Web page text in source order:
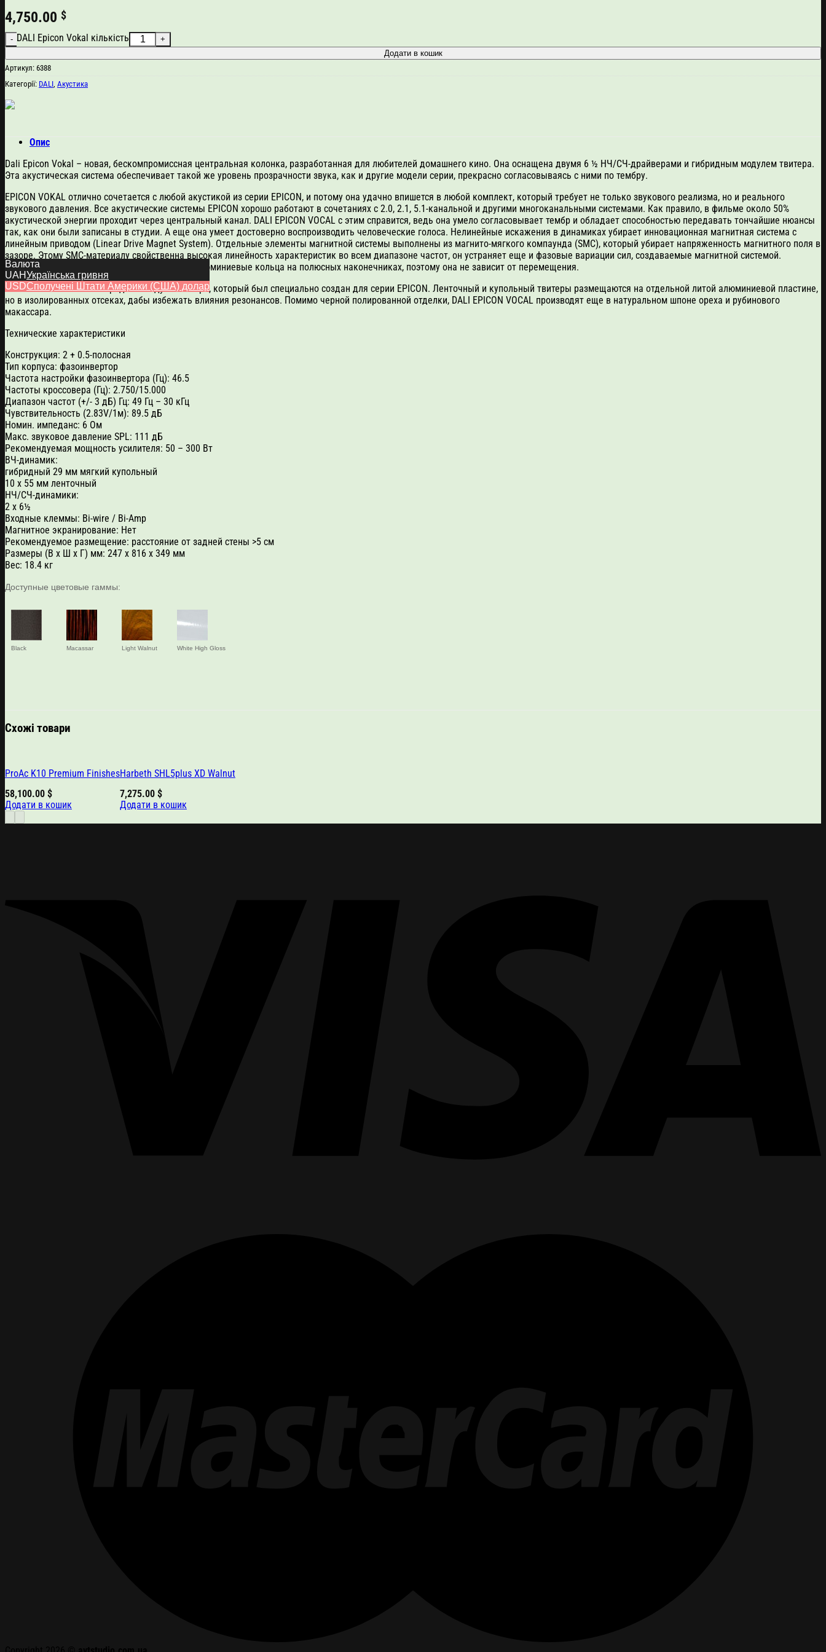
4,750.00 $
DALI Epicon Vokal кількість
Додати в кошик
Артикул: 6388
Категорії: DALI Акустика
Опис
Dali Epicon Vokal – новая, бескомпромиссная центральная колонка, разработанная для любителей домашнего кино. Она оснащена двумя 6 ½ НЧ/СЧ-драйверами и гибридным модулем твитера.
Эта акустическая система обеспечивает такой же уровень прозрачности звука, как и другие модели серии, прекрасно согласовываясь с ними по тембру.
EPICON VOKAL отлично сочетается с любой акустикой из серии EPICON, и потому она удачно впишется в любой комплект, который требует не только звукового реализма, но и реального
звукового давления. Все акустические системы EPICON хорошо работают в сочетаниях с 2.0, 2.1, 5.1-канальной и другими многоканальными системами. Как правило, в фильме около 50%
акустической энергии проходит через центральный канал. DALI EPICON VOCAL с этим справится, ведь она умело согласовывает тембр и обладает способностью передавать тончайшие нюансы
так, как они были записаны в студии. А еще она умеет достоверно воспроизводить человеческие голоса. Нелинейные искажения в динамиках убирает инновационная магнитная система с
линейным приводом (Linear Drive Magnet System). Отдельные элементы магнитной системы выполнены из магнито-мягкого компаунда (SMC), который убирает напряженность магнитного поля в
зазоре. Этому SMC-материалу свойственна высокая линейность характеристик во всем диапазоне частот, он устраняет еще и фазовые вариации сил, создаваемые магнитной системой.
Индуктивность звуковой катушки понижают алюминиевые кольца на полюсных наконечниках, поэтому она не зависит от перемещения.
EPICON VOKAL имеет гибридный модуль твитера, который был специально создан для серии EPICON. Ленточный и купольный твитеры размещаются на отдельной литой алюминиевой пластине,
но в изолированных отсеках, дабы избежать влияния резонансов. Помимо черной полированной отделки, DALI EPICON VOCAL производят еще в натуральном шпоне ореха и рубинового
макассара.
Технические характеристики
Конструкция: 2 + 0.5-полосная
Тип корпуса: фазоинвертор
Частота настройки фазоинвертора (Гц): 46.5
Частоты кроссовера (Гц): 2.750/15.000
Диапазон частот (+/- 3 дБ) Гц: 49 Гц – 30 кГц
Чувствительность (2.83V/1м): 89.5 дБ
Номин. импеданс: 6 Ом
Макс. звуковое давление SPL: 111 дБ
Рекомендуемая мощность усилителя: 50 – 300 Вт
ВЧ-динамик:
гибридный 29 мм мягкий купольный
10 x 55 мм ленточный
НЧ/СЧ-динамики:
2 x 6½
Входные клеммы: Bi-wire / Bi-Amp
Магнитное экранирование: Нет
Рекомендуемое размещение: расстояние от задней стены >5 см
Размеры (В x Ш x Г) мм: 247 x 816 x 349 мм
Вес: 18.4 кг
Доступные цветовые гаммы:
Black Macassar Light Walnut White High Gloss
Схожі товари
ProAc K10 Premium Finishes
58,100.00 $
Додати в кошик
Harbeth SHL5plus XD Walnut
7,275.00 $
Додати в кошик
Валюта
UAHУкраїнська гривня
USDСполучені Штати Америки (США) долар